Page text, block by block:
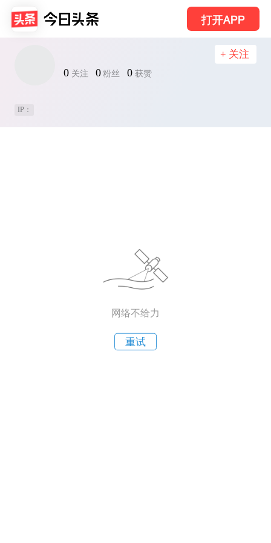
打开APP
0 关注 0 粉丝 0 获赞
+ 关注
IP：
网络不给力
重试